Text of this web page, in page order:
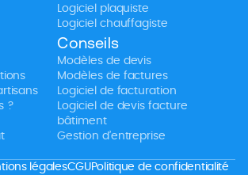
Logiciel plaquiste
Logiciel chauffagiste
?
Conseils
Modèles de devis
Modèles de factures
Logiciel de facturation
Logiciel de devis facture
bâtiment
Gestion d’entreprise
légalesCGUPolitique de confidentialité